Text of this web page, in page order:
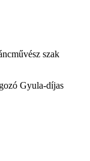
szak
Gyula-díjas